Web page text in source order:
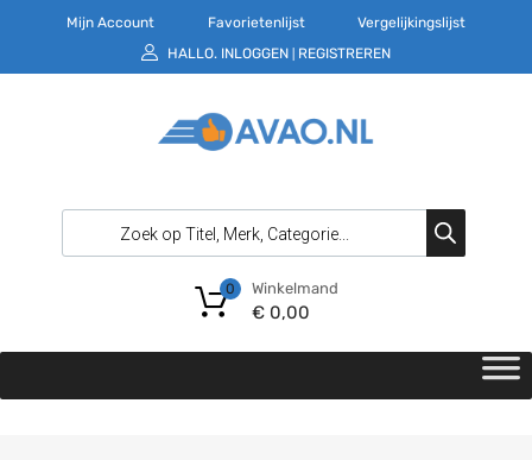
Mijn Account Favorietenlijst
Vergelijkingslijst
HALLO. INLOGGEN REGISTREREN
Winkelmand
€0,00
0